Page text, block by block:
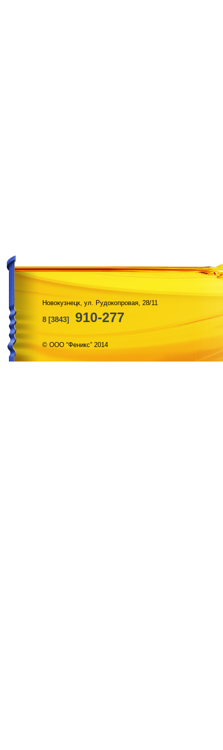
Новокузнецк, ул. Рудокопровая, 28/11
8 [3843] 910-277
© ООО “Феникс” 2014